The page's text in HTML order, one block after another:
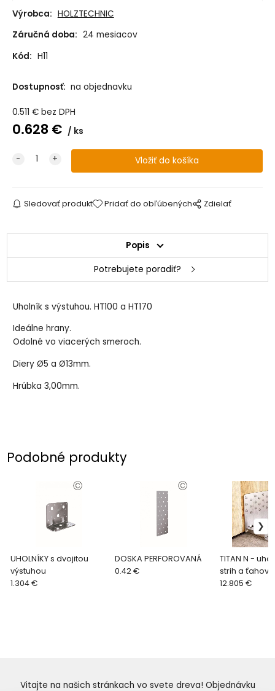
172 x 105 x 90 x 3,0
Výrobca: HOLZTECHNIC
Záručná doba: 24 mesiacov
Kód: H11
Dostupnosť: na objednavku
0.511 € bez DPH
0.628 € ks
Sledovať produkt Pridať do obľúbených Zdielať
Popis
Potrebujete poradiť?
Uholník s výstuhou. HT100 a HT170
Ideálne hrany.
Odolné vo viacerých smeroch.
Diery Ø5 a Ø13mm.
Hrúbka 3,00mm.
Podobné produkty
UHOLNÍKY s dvojitou
výstuhou
1.304 €
DOSKA PERFOROVANÁ
0.42 €
TITAN N -
strih a ťahové
12.805 €
Vitajte na našich stránkach vo svete dreva! Objednávku